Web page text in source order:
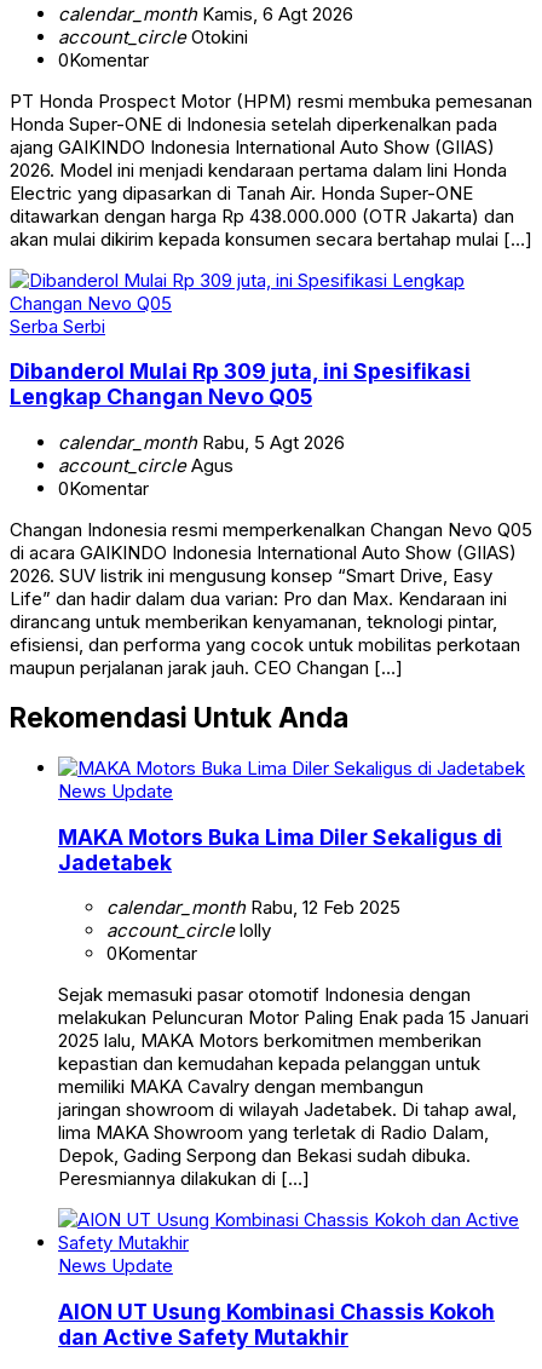
calendar_monthKamis, 6 Agt 2026
account_circleOtokini
0Komentar
PT Honda Prospect Motor (HPM) resmi membuka pemesanan
Honda Super-ONE di Indonesia setelah diperkenalkan pada
ajang GAIKINDO Indonesia International Auto Show (GIIAS)
2026. Model ini menjadi kendaraan pertama dalam lini Honda
Electric yang dipasarkan di Tanah Air. Honda Super-ONE
ditawarkan dengan harga Rp 438.000.000 (OTR Jakarta) dan
akan mulai dikirim kepada konsumen secara bertahap mulai […]
Serba Serbi
Dibanderol Mulai Rp 309 juta, ini Spesifikasi
Lengkap Changan Nevo Q05
calendar_monthRabu, 5 Agt 2026
account_circleAgus
0Komentar
Changan Indonesia resmi memperkenalkan Changan Nevo Q05
di acara GAIKINDO Indonesia International Auto Show (GIIAS)
2026. SUV listrik ini mengusung konsep “Smart Drive, Easy
Life” dan hadir dalam dua varian: Pro dan Max. Kendaraan ini
dirancang untuk memberikan kenyamanan, teknologi pintar,
efisiensi, dan performa yang cocok untuk mobilitas perkotaan
maupun perjalanan jarak jauh. CEO Changan […]
Rekomendasi Untuk Anda
News Update
MAKA Motors Buka Lima Diler Sekaligus di
Jadetabek
calendar_monthRabu, 12 Feb 2025
account_circlelolly
0Komentar
Sejak memasuki pasar otomotif Indonesia dengan
melakukan Peluncuran Motor Paling Enak pada 15 Januari
2025 lalu, MAKA Motors berkomitmen memberikan
kepastian dan kemudahan kepada pelanggan untuk
memiliki MAKA Cavalry dengan membangun
jaringan showroom di wilayah Jadetabek. Di tahap awal,
lima MAKA Showroom yang terletak di Radio Dalam,
Depok, Gading Serpong dan Bekasi sudah dibuka.
Peresmiannya dilakukan di […]
News Update
AION UT Usung Kombinasi Chassis Kokoh
dan Active Safety Mutakhir